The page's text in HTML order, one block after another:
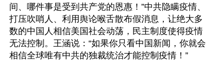
间、哪件事是受到共产党的恩惠！”中共隐瞒疫情、
打压吹哨人、利用舆论喉舌散布假消息，让绝大多
数的中国人相信美国社会动荡，民主制度使得疫情
无法控制。王涵说：“如果你只看中国新闻，你就会
相信全球唯有中共的独裁统治才能控制疫情！”